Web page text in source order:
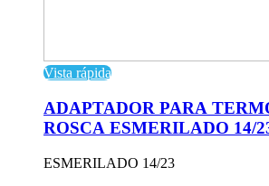
Vista rápida
ADAPTADOR PARA
ROSCA ESMERILADO 14/
ESMERILADO 14/23